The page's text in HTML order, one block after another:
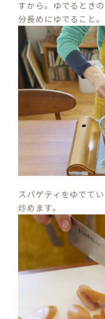
すから。ゆでるとき
分長めにゆでること。
スパゲティをゆでて
炒めます。